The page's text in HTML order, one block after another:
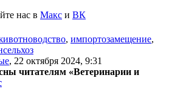
нас в Макс и ВК
, импортозамещение,
, 22 октября 2024, 9:31
читателям «Ветеринарии и